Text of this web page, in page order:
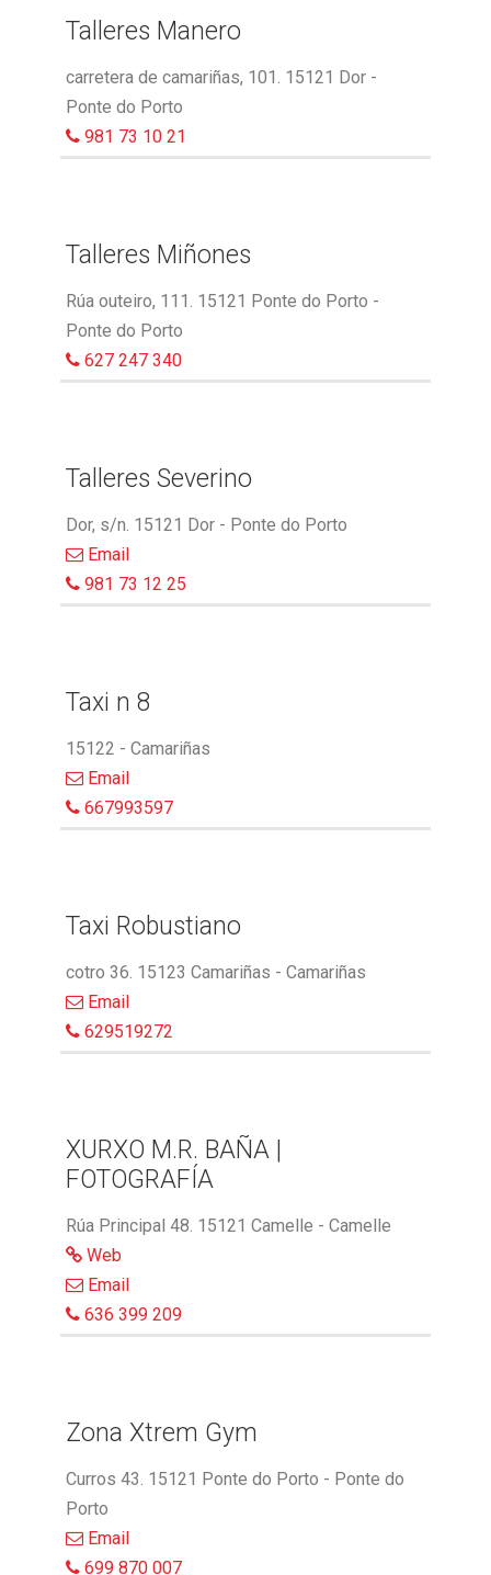
Talleres Manero
carretera de camariñas, 101. 15121 Dor -
Ponte do Porto
981 73 10 21
Talleres Miñones
Rúa outeiro, 111. 15121 Ponte do Porto -
Ponte do Porto
627 247 340
Talleres Severino
Dor, s/n. 15121 Dor - Ponte do Porto
Email
981 73 12 25
Taxi n 8
15122 - Camariñas
Email
667993597
Taxi Robustiano
cotro 36. 15123 Camariñas - Camariñas
Email
629519272
XURXO M.R. BAÑA |
FOTOGRAFÍA
Rúa Principal 48. 15121 Camelle - Camelle
Web
Email
636 399 209
Zona Xtrem Gym
Curros 43. 15121 Ponte do Porto - Ponte do
Porto
Email
699 870 007